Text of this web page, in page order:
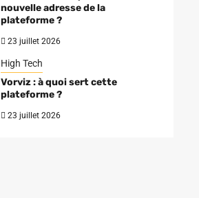
nouvelle adresse de la
plateforme ?
23 juillet 2026
High Tech
Vorviz : à quoi sert cette
plateforme ?
23 juillet 2026